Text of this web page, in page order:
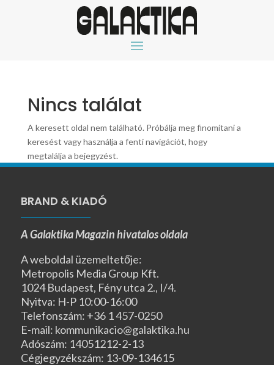
Nincs találat
A keresett oldal nem található. Próbálja meg finomítani a
keresést vagy használja a fenti navigációt, hogy
megtalálja a bejegyzést.
BRAND & KIADÓ
A Galaktika Magazin hivatalos oldala
A weboldal üzemeltetője:
Metropolis Media Group Kft.
1024 Budapest, Fény utca 2., I/4.
Nyitva: H-P 10:00-16:00
Telefonszám: +36 1 457-0250
E-mail: kommunikacio@galaktika.hu
Adószám: 14051212-2-13
Cégjegyzékszám: 13-09-134615